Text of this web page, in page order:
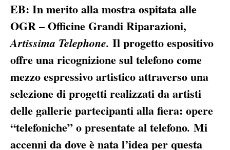
EB: In merito alla mostra ospitata alle
OGR – Officine Grandi Riparazioni,
Artissima Telephone. Il progetto espositivo
offre una ricognizione sul telefono come
mezzo espressivo artistico attraverso una
selezione di progetti realizzati da artisti
delle gallerie partecipanti alla fiera: opere
“telefoniche” o presentate al telefono. Mi
accenni da dove è nata l’idea per questa